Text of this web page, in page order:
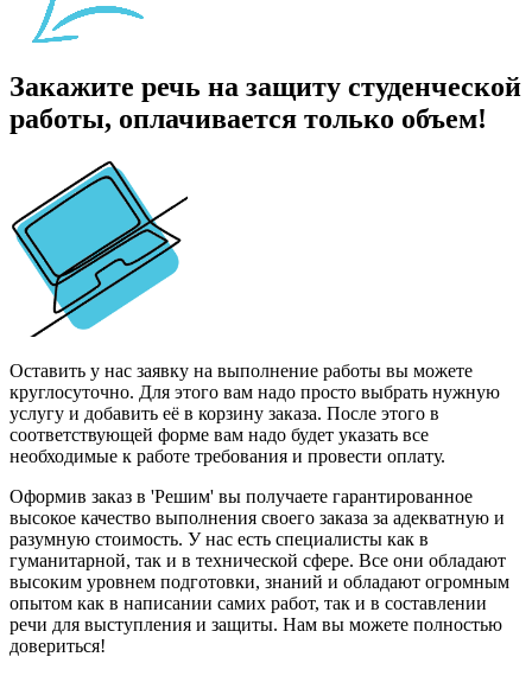
Закажите речь на защиту студенческой
работы, оплачивается только объем!
Оставить у нас заявку на выполнение работы вы можете
круглосуточно. Для этого вам надо просто выбрать нужную
услугу и добавить её в корзину заказа. После этого в
соответствующей форме вам надо будет указать все
необходимые к работе требования и провести оплату.
Оформив заказ в 'Решим' вы получаете гарантированное
высокое качество выполнения своего заказа за адекватную и
разумную стоимость. У нас есть специалисты как в
гуманитарной, так и в технической сфере. Все они обладают
высоким уровнем подготовки, знаний и обладают огромным
опытом как в написании самих работ, так и в составлении
речи для выступления и защиты. Нам вы можете полностью
довериться!